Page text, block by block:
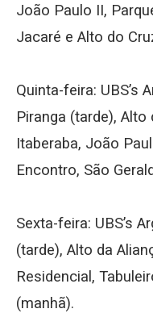
João Paulo II,
Jacaré e Alto do
Quinta-feira: UBS’s
Piranga (tarde),
Itaberaba, João
Encontro, São
Sexta-feira: UBS’s
(tarde), Alto da
Residencial,
(manhã).